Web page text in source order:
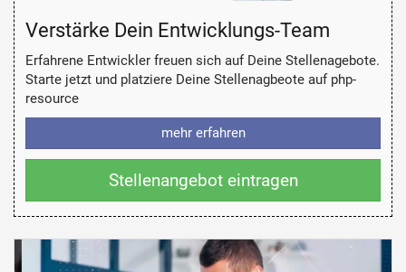
Verstärke Dein Entwicklungs-Team
Erfahrene Entwickler freuen sich auf Deine Stellenagebote.
Starte jetzt und platziere Deine Stellenagbeote auf php-
resource
mehr erfahren
Stellenangebot eintragen